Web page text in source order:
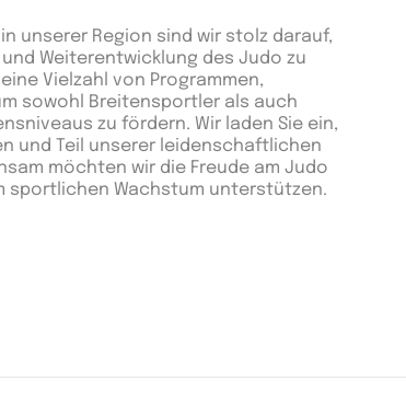
unserer Region sind wir stolz darauf,
Weiterentwicklung des Judo zu
Vielzahl von Programmen,
sowohl Breitensportler als auch
zu fördern. Wir laden Sie ein,
und Teil unserer leidenschaftlichen
möchten wir die Freude am Judo
sportlichen Wachstum unterstützen.